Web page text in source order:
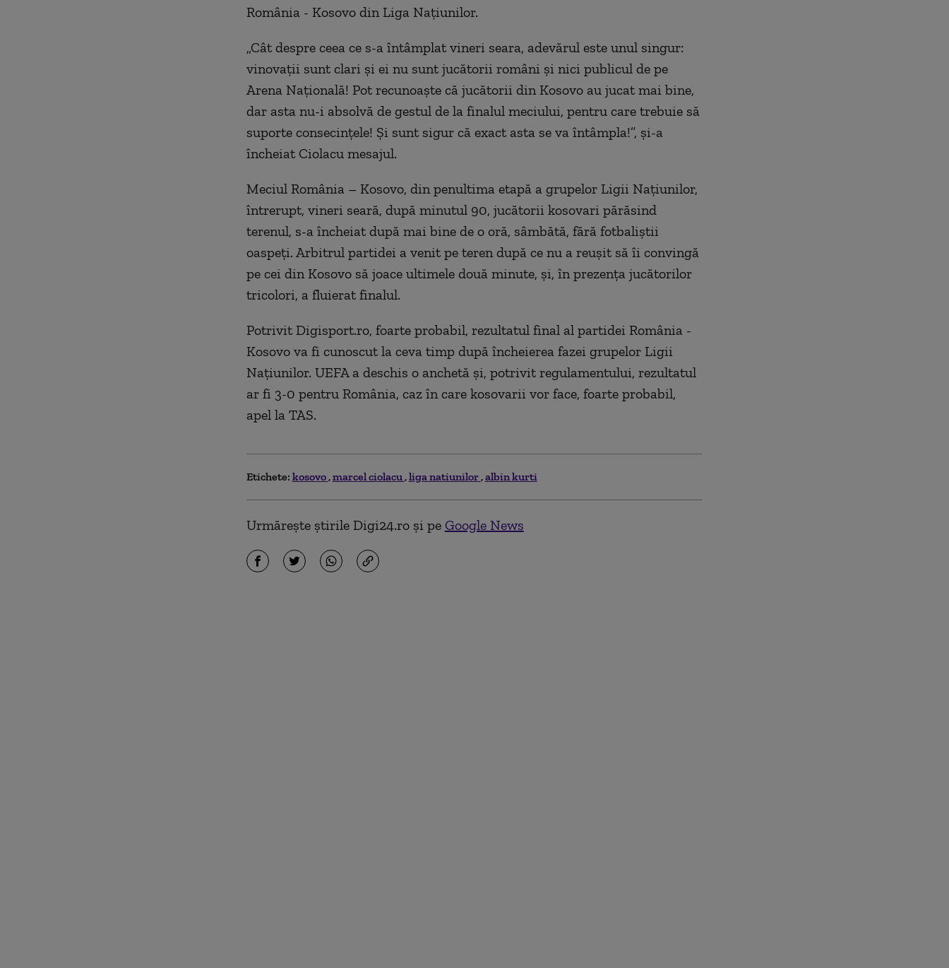
România - Kosovo din Liga Națiunilor.
„Cât despre ceea ce s-a întâmplat vineri seara, adevărul este unul singur:
vinovații sunt clari și ei nu sunt jucătorii români și nici publicul de pe
Arena Națională! Pot recunoaște că jucătorii din Kosovo au jucat mai bine,
dar asta nu-i absolvă de gestul de la finalul meciului, pentru care trebuie să
suporte consecințele! Și sunt sigur că exact asta se va întâmpla!”, și-a
încheiat Ciolacu mesajul.
Meciul România – Kosovo, din penultima etapă a grupelor Ligii Naţiunilor,
întrerupt, vineri seară, după minutul 90, jucătorii kosovari părăsind
terenul, s-a încheiat după mai bine de o oră, sâmbătă, fără fotbaliştii
oaspeţi. Arbitrul partidei a venit pe teren după ce nu a reuşit să îi convingă
pe cei din Kosovo să joace ultimele două minute, şi, în prezenţa jucătorilor
tricolori, a fluierat finalul.
Potrivit Digisport.ro, foarte probabil, rezultatul final al partidei România -
Kosovo va fi cunoscut la ceva timp după încheierea fazei grupelor Ligii
Națiunilor. UEFA a deschis o anchetă și, potrivit regulamentului, rezultatul
ar fi 3-0 pentru România, caz în care kosovarii vor face, foarte probabil,
apel la TAS.
Etichete: kosovo marcel ciolacu liga natiunilor albin kurti
Urmărește știrile Digi24.ro și pe Google News